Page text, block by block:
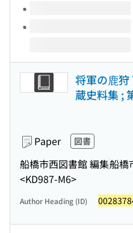
将軍の鹿狩
蔵史料集 ;
Paper 図書
船橋市西図書館 編集船橋
<KD987-M6>
Author Heading (ID)